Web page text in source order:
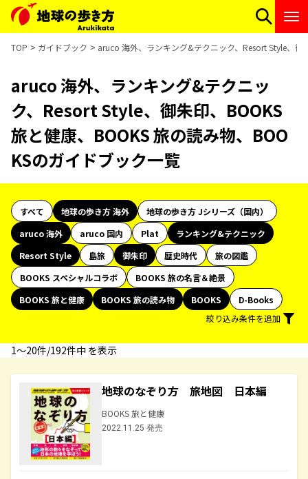
TOP ガイドブック aruco 海外、ランキング&テクニック、Resort Style、御
aruco 海外、ランキング&テクニッ
ク、Resort Style、御朱印、BOOKS
旅と健康、BOOKS 旅の読み物、BOO
KSのガイドブック一覧
すべて 地球の歩き方 海外
地球の歩き方 Jシリーズ（国内）
aruco 海外
aruco 国内 Plat
ランキング&テクニック
Resort Style
島旅 御朱印 歴史時代
旅の図鑑
BOOKS スペシャルコラボ
BOOKS 旅の名言＆絶景
BOOKS 旅と健康
BOOKS 旅の読み物 BOOKS
D-Books
絞り込み条件を追加
1〜20件/192件中 を表示
地球のなぞり方 旅地図 日本編
BOOKS 旅と健康
2022.11.25 発売